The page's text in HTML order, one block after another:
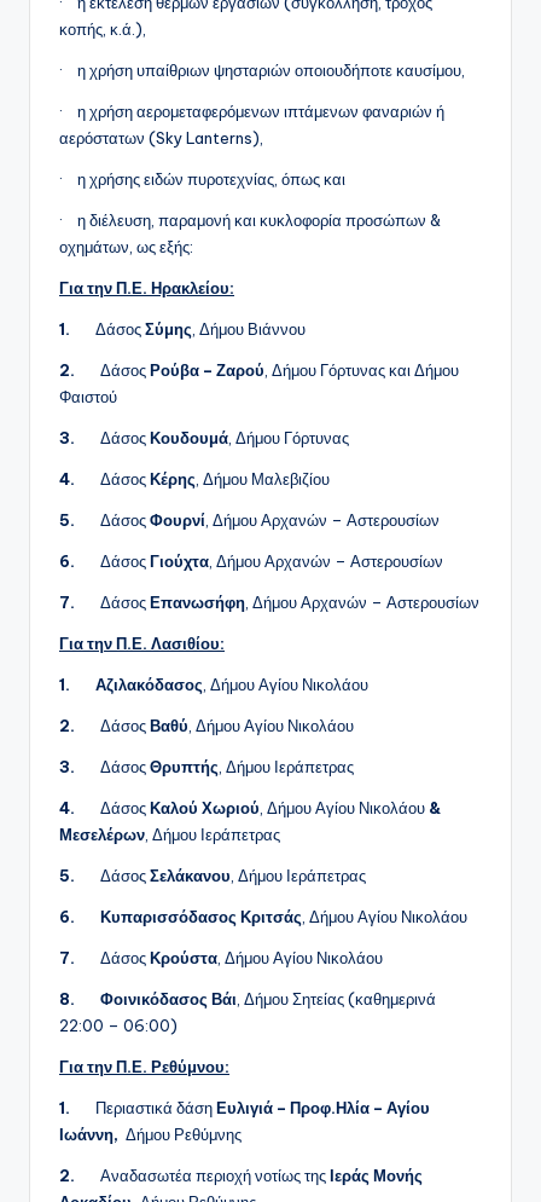
κοπής, κ.ά.),
· η χρήση υπαίθριων ψησταριών οποιουδήποτε καυσίμου,
· η χρήση αερομεταφερόμενων ιπτάμενων φαναριών ή
αερόστατων (Sky Lanterns),
· η χρήσης ειδών πυροτεχνίας, όπως και
· η διέλευση, παραμονή και κυκλοφορία προσώπων &
οχημάτων, ως εξής:
Για την Π.Ε. Ηρακλείου:
1. ΔάσοςΣύμης , Δήμου Βιάννου
2. ΔάσοςΡούβα – Ζαρού , Δήμου Γόρτυνας και Δήμου
Φαιστού
3. ΔάσοςΚουδουμά , Δήμου Γόρτυνας
4. ΔάσοςΚέρης , Δήμου Μαλεβιζίου
5. ΔάσοςΦουρνί , Δήμου Αρχανών – Αστερουσίων
6. ΔάσοςΓιούχτα , Δήμου Αρχανών – Αστερουσίων
7. ΔάσοςΕπανωσήφη , Δήμου Αρχανών – Αστερουσίων
Για την Π.Ε. Λασιθίου:
1. Αζιλακόδασος , Δήμου Αγίου Νικολάου
2. ΔάσοςΒαθύ Δήμου Αγίου Νικολάου
3. ΔάσοςΘρυπτής , Δήμου Ιεράπετρας
4. ΔάσοςΚαλού Χωριού , Δήμου Αγίου Νικολάου &
Μεσελέρων Δήμου Ιεράπετρας
5. ΔάσοςΣελάκανου Δήμου Ιεράπετρας
6. Κυπαρισσόδασος Κριτσάς , Δήμου Αγίου Νικολάου
7. ΔάσοςΚρούστα Δήμου Αγίου Νικολάου
8. Φοινικόδασος Βάι , Δήμου Σητείας (καθημερινά
22:00 – 06:00)
Για την Π.Ε. Ρεθύμνου:
1. Περιαστικά δάσηΕυλιγιά – Προφ.Ηλία – Αγίου
Ιωάννη, Δήμου Ρεθύμνης
2. Αναδασωτέα περιοχή νοτίως τηςΙεράς Μονής